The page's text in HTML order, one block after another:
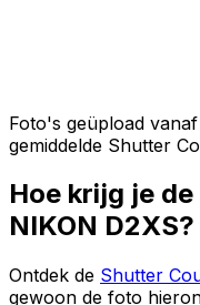
Foto's geüpload
gemiddelde Shutter
Hoe krijg je
NIKON D2XS?
Ontdek de Shutter
gewoon de foto